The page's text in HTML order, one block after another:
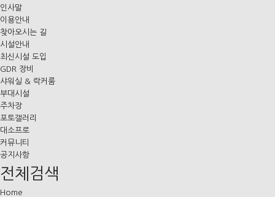
인사말
이용안내
찾아오시는 길
시설안내
최신시설 도입
GDR 장비
샤워실 & 락커룸
부대시설
주차장
포토갤러리
대소프로
커뮤니티
공지사항
전체검색
Home